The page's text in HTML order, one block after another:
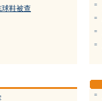
鞋被查 =
=
=
=
=